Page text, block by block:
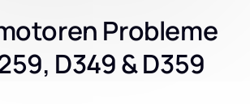
Probleme
D349 & D359